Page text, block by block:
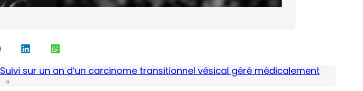
Suivi sur un an d’un carcinome transitionnel vésical géré médicalement
»